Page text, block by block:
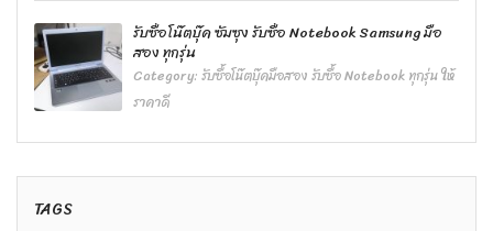
รับซื้อโน๊ตบุ๊ค ซัมซุง รับซื้อ Notebook Samsung มือ
สอง ทุกรุ่น
Category:รับซื้อโน๊ตบุ๊คมือสอง รับซื้อ Notebook ทุกรุ่น ให้
ราคาดี
TAGS